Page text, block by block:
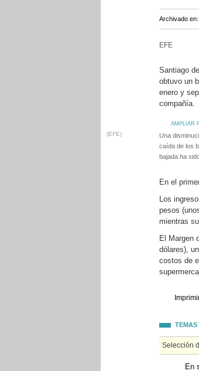
Archivado en:
EFE
Santiago
obtuvo un
enero y
compañía.
AMPLIAR
(EFE)
Una
caída de los
bajada ha
En el
Los
pesos
mientras
El Margen
dólares),
costos de
Selección
En